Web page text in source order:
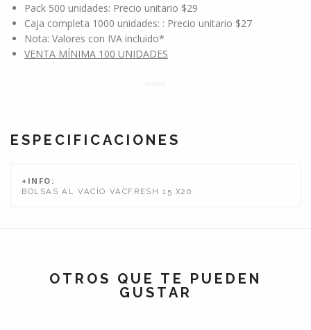
Pack 500 unidades: Precio unitario $29
Caja completa 1000 unidades: : Precio unitario $27
Nota: Valores con IVA incluido*
VENTA MÍNIMA 100 UNIDADES
ESPECIFICACIONES
+INFO:
BOLSAS AL VACÍO VACFRESH 15 X20
OTROS QUE TE PUEDEN
GUSTAR